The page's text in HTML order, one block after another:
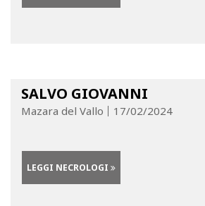
SALVO GIOVANNI
Mazara del Vallo 17/02/2024
LEGGI NECROLOGI